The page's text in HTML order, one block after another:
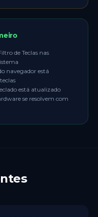
de Teclas nas
navegador está
está atualizado
se resolvem com